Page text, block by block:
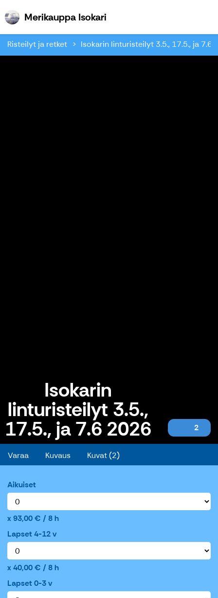
Merikauppa Isokari
Risteilyt ja retket Isokarin linturisteilyt 3.5., 17.5., ja 7.6
Isokarin
linturisteilyt 3.5.,
17.5., ja 7.6 2026 2Isokarin linturisteilyt 3.5., 17.5., ja 7.6 2026
Varaa Kuvaus Kuvat (2)
Aikuiset
93,00 € / 8 h
Lapset 4-12 v
40,00 € / 8 h
Lapset 0-3 v